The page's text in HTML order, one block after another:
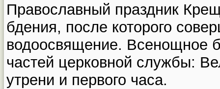
Православный праздник
бдения, после которого
водоосвящение. Всенощное
частей церковной службы:
утрени и первого часа.